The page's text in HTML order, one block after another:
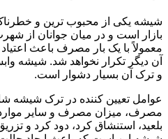
شیشه یکی از محبوب ترین و
بازار است و در میان جوانان از
معمولاً با یک بار مصرف باعث
آن دیگر تکرار نخواهد شد. شیشه
و ترک آن بسیار دشوار است.
عوامل تعیین کننده در ترک
مصرف، میزان مصرف و سایر موارد
بلعید، استنشاق کرد، دود کرد و